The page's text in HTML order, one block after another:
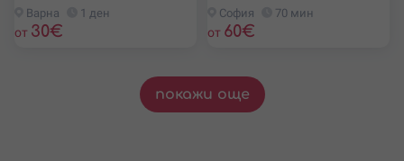
Варна 1 ден
от 30€
София 70 мин
от 60€
покажи още